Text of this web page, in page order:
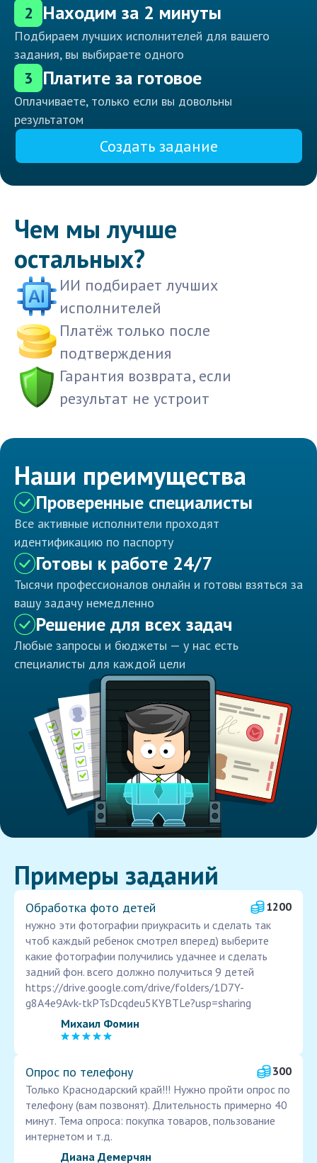
2 Находим за 2 минуты
Подбираем лучших исполнителей для вашего
задания, вы выбираете одного
3 Платите за готовое
Оплачиваете, только если вы довольны
результатом
Создать задание
Чем мы лучше
остальных?
ИИ подбирает лучших
исполнителей
Платёж только после
подтверждения
Гарантия возврата, если
результат не устроит
Наши преимущества
Проверенные специалисты
Все активные исполнители проходят
идентификацию по паспорту
Готовы к работе 24/7
Тысячи профессионалов онлайн и готовы взяться за
вашу задачу немедленно
Решение для всех задач
Любые запросы и бюджеты — у нас есть
специалисты для каждой цели
Примеры заданий
Обработка фото детей
1200
нужно эти фотографии приукрасить и сделать так
чтоб каждый ребенок смотрел вперед) выберите
какие фотографии получились удачнее и сделать
задний фон. всего должно получиться 9 детей
https://drive.google.com/drive/folders/1D7Y-
g8A4e9Avk-tkPTsDcqdeu5KYBTLe?usp=sharing
Михаил Фомин
Опрос по телефону
300
Только Краснодарский край!!! Нужно пройти опрос по
телефону (вам позвонят). Длительность примерно 40
минут. Тема опроса: покупка товаров, пользование
интернетом и т.д.
Диана Демерчян